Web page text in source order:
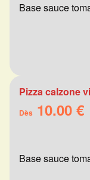
Base sauce
Pizza calzone
Dès 10.00 €
Base sauce